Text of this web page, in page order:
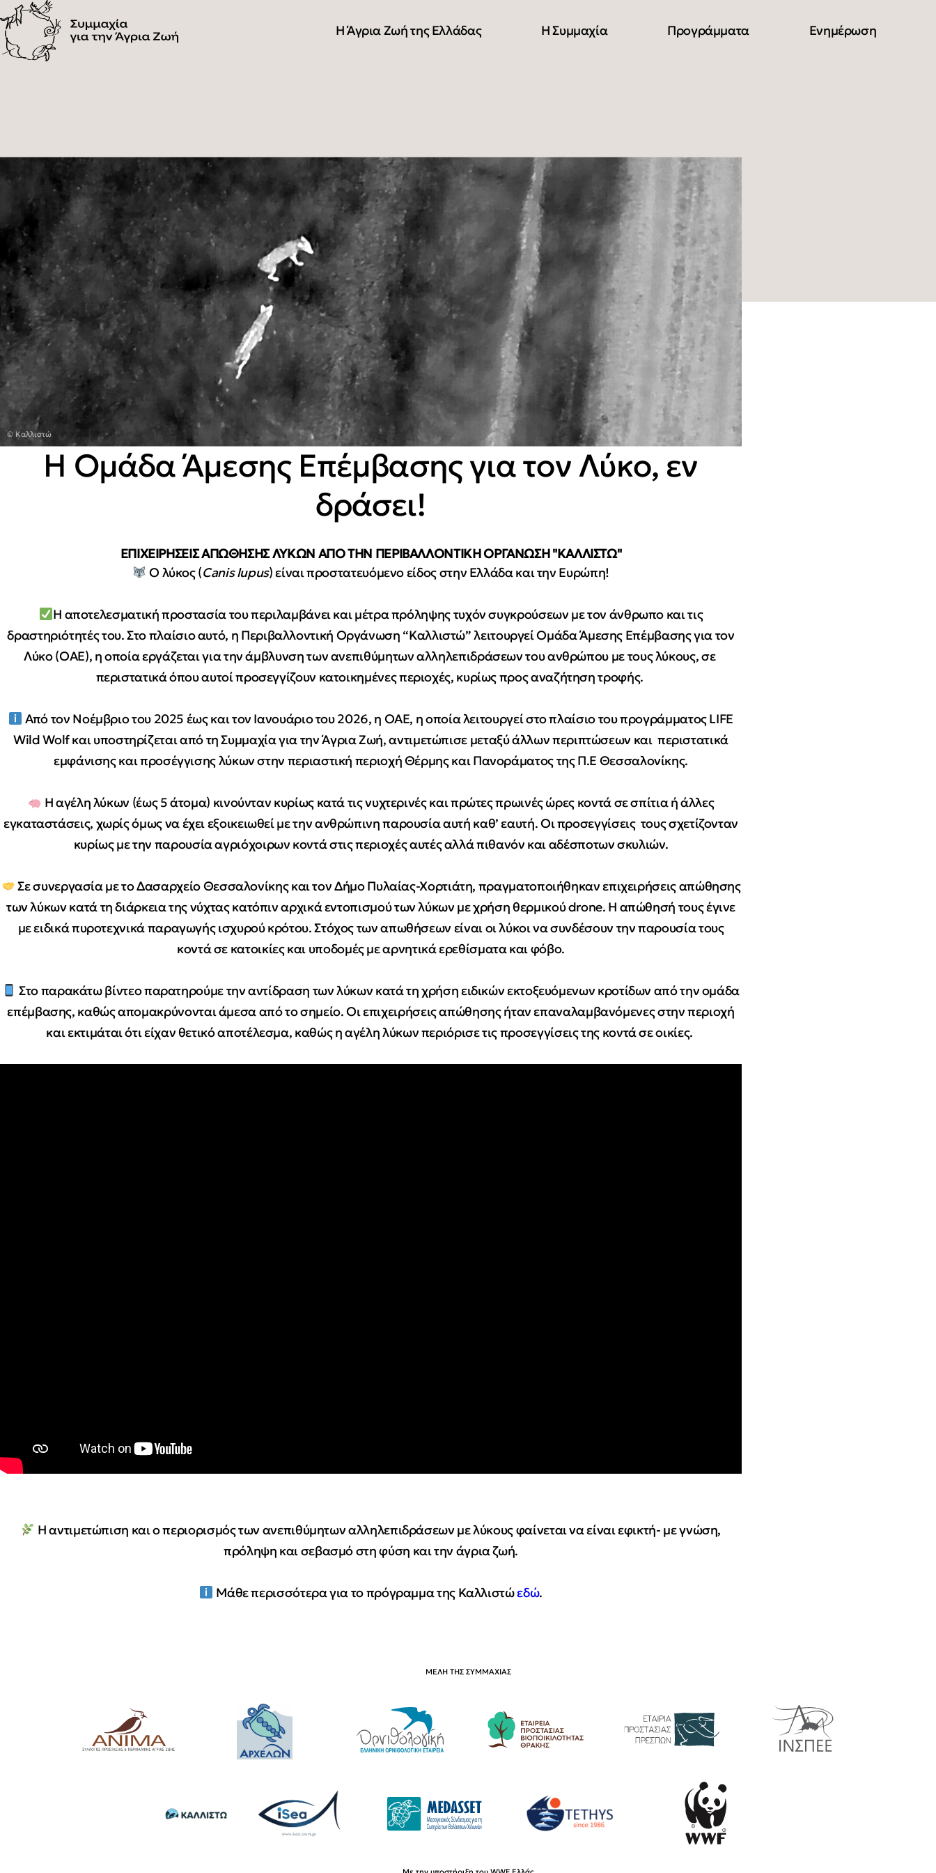
Η Άγρια Ζωή της Ελλάδας Η Συμμαχία Προγράμματα Ενημέρωση
© Καλλιστώ
Η Ομάδα Άμεσης Επέμβασης για τον Λύκο, εν
δράσει!
ΕΠΙΧΕΙΡΗΣΕΙΣ ΑΠΩΘΗΣΗΣ ΛΥΚΩΝ ΑΠΟ ΤΗΝ ΠΕΡΙΒΑΛΛΟΝΤΙΚΗ ΟΡΓΑΝΩΣΗ "ΚΑΛΛΙΣΤΩ"
Ο λύκος (Canis lupus) είναι προστατευόμενο είδος στην Ελλάδα και την Ευρώπη!
Η αποτελεσματική προστασία του περιλαμβάνει και μέτρα πρόληψης τυχόν συγκρούσεων με τον άνθρωπο και τις
δραστηριότητές του.Στο πλαίσιο αυτό, η Περιβαλλοντική Οργάνωση “Καλλιστώ” λειτουργεί Ομάδα Άμεσης Επέμβασης για τον
Λύκο (ΟΑΕ), η οποία εργάζεται για την άμβλυνση των ανεπιθύμητων αλληλεπιδράσεων του ανθρώπου με τους λύκους, σε
περιστατικά όπου αυτοί προσεγγίζουν κατοικημένες περιοχές, κυρίως προς αναζήτηση τροφής.
Από τον Νοέμβριο του 2025 έως και τον Ιανουάριο του 2026, η ΟΑΕ, η οποία λειτουργεί στο πλαίσιο του προγράμματος LIFE
Wild Wolf και υποστηρίζεται από τη Συμμαχία για την Άγρια Ζωή, αντιμετώπισε μεταξύ άλλων περιπτώσεων και περιστατικά
εμφάνισης και προσέγγισης λύκων στην περιαστική περιοχή Θέρμης και Πανοράματος της Π.Ε Θεσσαλονίκης.
Η αγέλη λύκων (έως 5 άτομα) κινούνταν κυρίως κατά τις νυχτερινές και πρώτες πρωινές ώρες κοντά σε σπίτια ή άλλες
εγκαταστάσεις, χωρίς όμως να έχει εξοικειωθεί με την ανθρώπινη παρουσία αυτή καθ’ εαυτή. Οι προσεγγίσεις τους σχετίζονταν
κυρίως με την παρουσία αγριόχοιρων κοντά στις περιοχές αυτές αλλά πιθανόν και αδέσποτων σκυλιών.
Σε συνεργασία με το Δασαρχείο Θεσσαλονίκης και τον Δήμο Πυλαίας-Χορτιάτη, πραγματοποιήθηκαν επιχειρήσεις απώθησης
των λύκων κατά τη διάρκεια της νύχτας κατόπιν αρχικά εντοπισμού των λύκων με χρήση θερμικού drone. Η απώθησή τους έγινε
με ειδικά πυροτεχνικά παραγωγής ισχυρού κρότου. Στόχος των απωθήσεων είναι οι λύκοι να συνδέσουν την παρουσία τους
κοντά σε κατοικίες και υποδομές με αρνητικά ερεθίσματα και φόβο.
Στο παρακάτω βίντεο παρατηρούμε την αντίδραση των λύκων κατά τη χρήση ειδικών εκτοξευόμενων κροτίδων από την ομάδα
επέμβασης, καθώς απομακρύνονται άμεσα από το σημείο. Οι επιχειρήσεις απώθησης ήταν επαναλαμβανόμενες στην περιοχή
και εκτιμάται ότι είχαν θετικό αποτέλεσμα, καθώς η αγέλη λύκων περιόρισε τις προσεγγίσεις της κοντά σε οικίες.
Η αντιμετώπιση και ο περιορισμός των ανεπιθύμητων αλληλεπιδράσεων με λύκους φαίνεται να είναι εφικτή- με γνώση,
πρόληψη και σεβασμό στη φύση και την άγρια ζωή.
Μάθε περισσότερα για το πρόγραμμα της Καλλιστώεδώ.
ΜΕΛΗ ΤΗΣ ΣΥΜΜΑΧΙΑΣ